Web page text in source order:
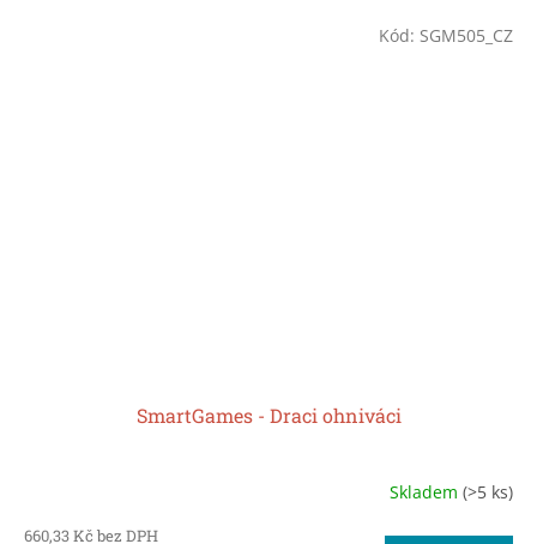
SmartGames - Draci ohniváci
Skladem (>5 ks)
660,33 Kč bez DPH
Kód: SGM505_CZ